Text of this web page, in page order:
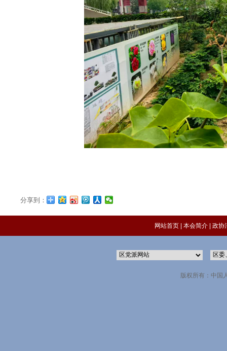
分享到：
网站首页 | 本会简介 | 政协
版权所有：中国